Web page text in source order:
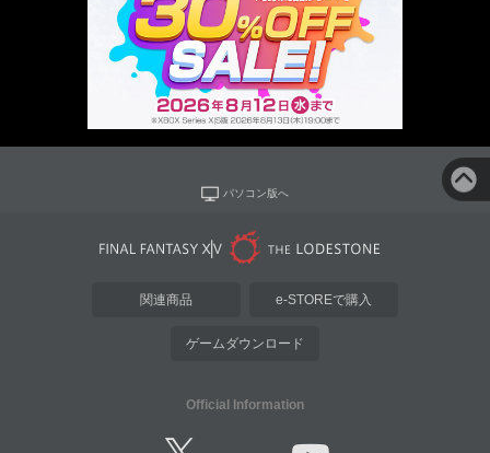
パソコン版へ
関連商品 e-STOREで購入
ゲームダウンロード
Official Information